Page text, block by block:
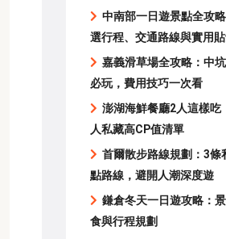
中南部一日遊景點全攻
選行程、交通路線與實用
嘉義滑草場全攻略：中
必玩，費用技巧一次看
澎湖海鮮餐廳2人這樣吃
人私藏高CP值清單
首爾散步路線規劃：3條
點路線，避開人潮深度遊
鎌倉冬天一日遊攻略：
食與行程規劃